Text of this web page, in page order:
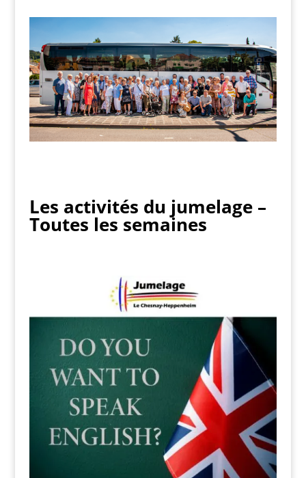
Les activités du jumelage –
Toutes les semaines